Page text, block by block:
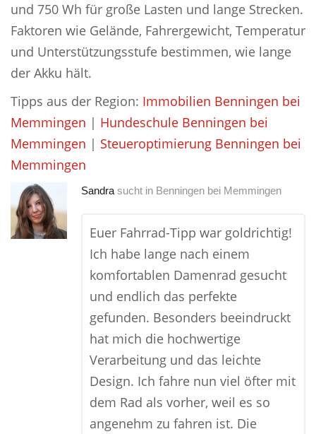
und 750 Wh für große Lasten und lange Strecken.
Faktoren wie Gelände, Fahrergewicht, Temperatur
und Unterstützungsstufe bestimmen, wie lange
der Akku hält.
Tipps aus der Region: Immobilien Benningen bei
Memmingen | Hundeschule Benningen bei
Memmingen | Steueroptimierung Benningen bei
Memmingen
Sandra sucht in Benningen bei Memmingen
Euer Fahrrad-Tipp war goldrichtig!
Ich habe lange nach einem
komfortablen Damenrad gesucht
und endlich das perfekte
gefunden. Besonders beeindruckt
hat mich die hochwertige
Verarbeitung und das leichte
Design. Ich fahre nun viel öfter mit
dem Rad als vorher, weil es so
angenehm zu fahren ist. Die